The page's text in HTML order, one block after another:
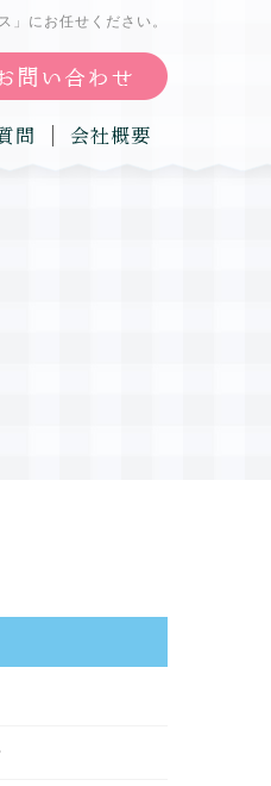
」にお任せください。
問 会社概要